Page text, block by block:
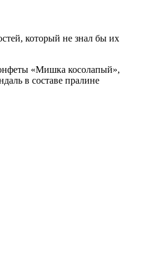
который не знал бы их
«Мишка косолапый»,
в составе пралине